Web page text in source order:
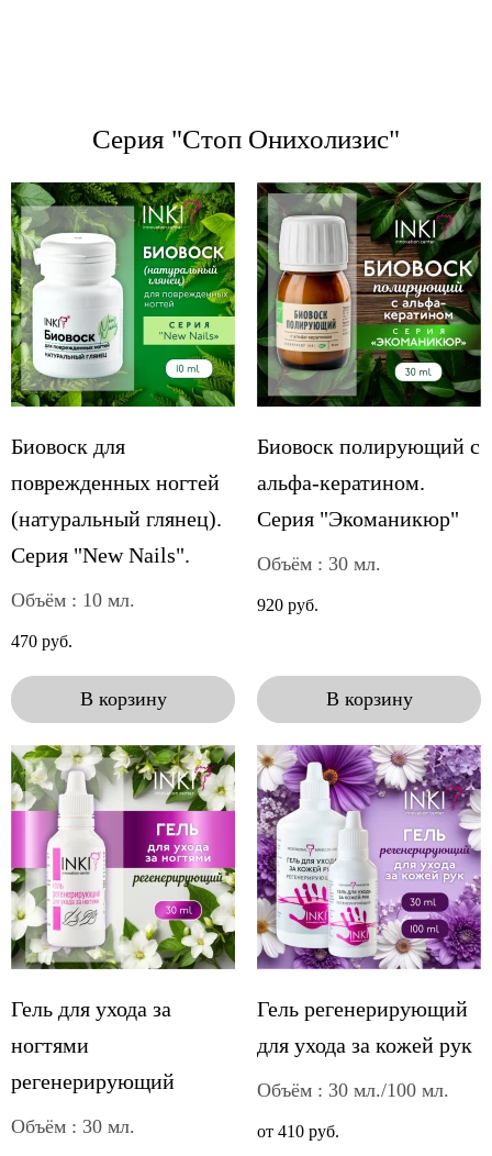
Серия "Стоп Онихолизис"
Биовоск для
поврежденных ногтей
(натуральный глянец).
Серия "New Nails".
Объём : 10 мл.
470 руб.
В корзину
Биовоск полирующий с
альфа-кератином.
Серия "Экоманикюр"
Объём : 30 мл.
920 руб.
В корзину
Гель для ухода за
ногтями
регенерирующий
Объём : 30 мл.
Гель регенерирующий
для ухода за кожей рук
Объём : 30 мл./100 мл.
от 410 руб.